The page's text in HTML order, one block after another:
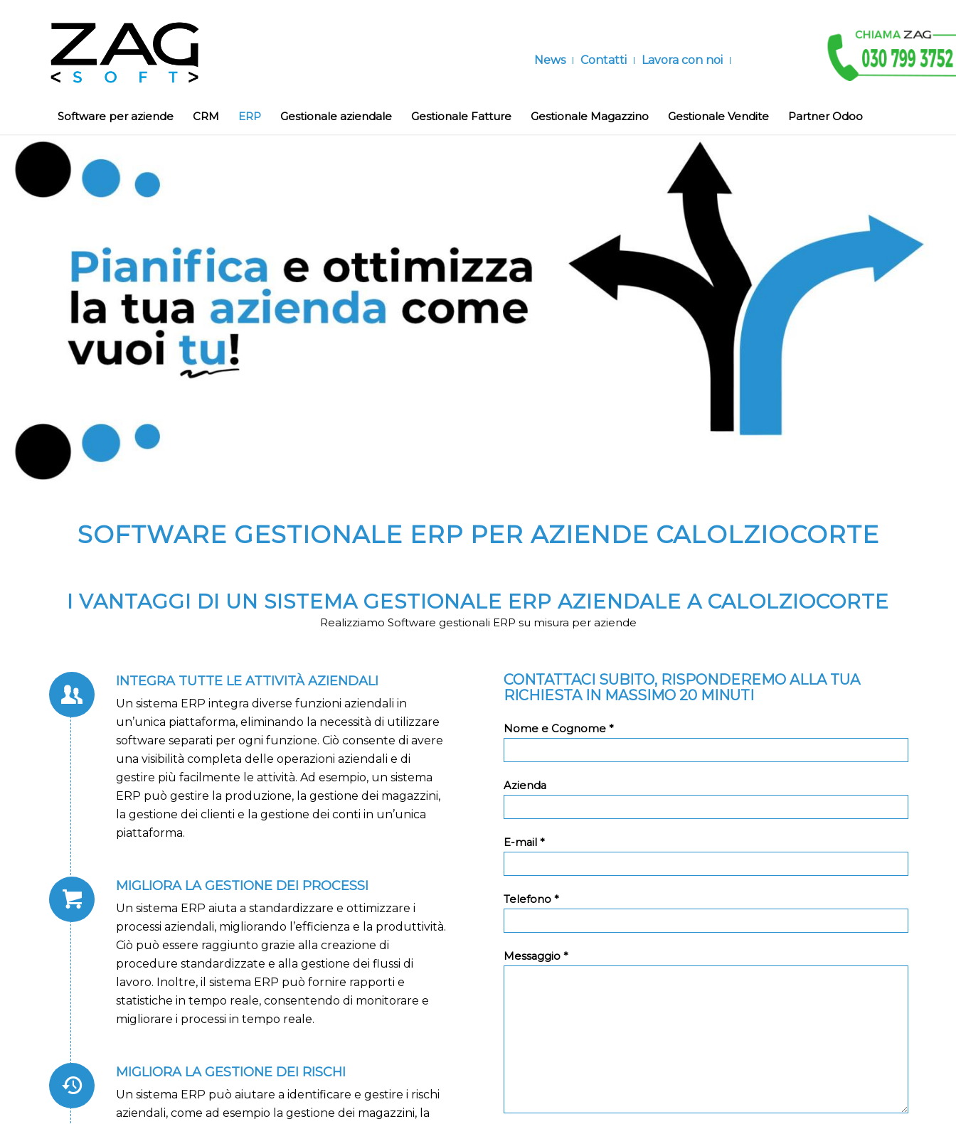
News Contatti Lavora con noi
Software per aziende CRM ERP Gestionale aziendale Gestionale Fatture Gestionale Magazzino Gestionale Vendite Partner Odoo
SOFTWARE GESTIONALE ERP PER AZIENDE CALOLZIOCORTE
I VANTAGGI DI UN SISTEMA GESTIONALE ERP AZIENDALE A CALOLZIOCORTE
Realizziamo Software gestionali ERP su misura per aziende
INTEGRA TUTTE LE ATTIVITÀ AZIENDALI
Un sistema ERP integra diverse funzioni aziendali in
un’unica piattaforma, eliminando la necessità di utilizzare
software separati per ogni funzione. Ciò consente di avere
una visibilità completa delle operazioni aziendali e di
gestire più facilmente le attività. Ad esempio, un sistema
ERP può gestire la produzione, la gestione dei magazzini,
la gestione dei clienti e la gestione dei conti in un’unica
piattaforma.
MIGLIORA LA GESTIONE DEI PROCESSI
Un sistema ERP aiuta a standardizzare e ottimizzare i
processi aziendali, migliorando l’efficienza e la produttività.
Ciò può essere raggiunto grazie alla creazione di
procedure standardizzate e alla gestione dei flussi di
lavoro. Inoltre, il sistema ERP può fornire rapporti e
statistiche in tempo reale, consentendo di monitorare e
migliorare i processi in tempo reale.
MIGLIORA LA GESTIONE DEI RISCHI
Un sistema ERP può aiutare a identificare e gestire i rischi
aziendali, come ad esempio la gestione dei magazzini, la
CONTATTACI SUBITO, RISPONDEREMO ALLA TUA
RICHIESTA IN MASSIMO 20 MINUTI
Nome e Cognome *
Azienda
E-mail *
Telefono *
Messaggio *